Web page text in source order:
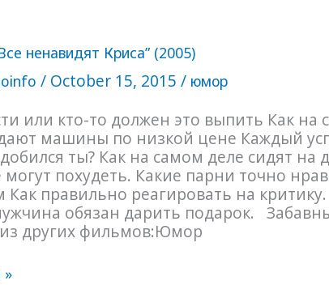
ненавидят Криса” (2005)
/ October 15, 2015/ юмор
или кто-то должен это выпить Как на
машины по низкой цене Каждый
ты? Как на самом деле сидят на
могут похудеть. Какие парни точно
Как правильно реагировать на критику.
обязан дарить подарок.
других фильмов:Юмор
»